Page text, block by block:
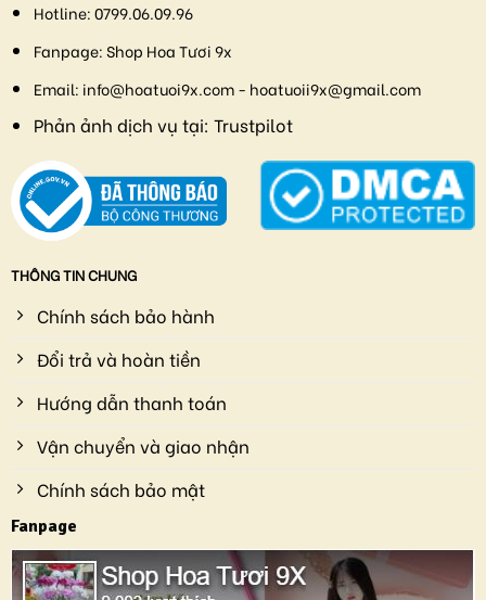
Hotline:0799.06.09.96
Fanpage:Shop Hoa Tươi 9x
Email: info@hoatuoi9x.com - hoatuoii9x@gmail.com
Phản ảnh dịch vụ tại: Trustpilot
THÔNG TIN CHUNG
Chính sách bảo hành
Đổi trả và hoàn tiền
Hướng dẫn thanh toán
Vận chuyển và giao nhận
Chính sách bảo mật
Fanpage